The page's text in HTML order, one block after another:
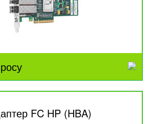
FC HP (HBA)